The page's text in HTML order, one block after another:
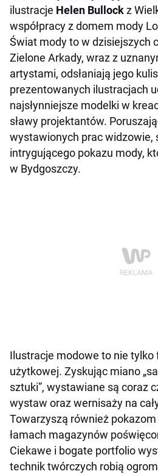
ilustracje Helen Bullockz
współpracy z domem mody
Świat mody to w dzisiejszych
Zielone Arkady, wraz z
artystami, odsłaniają jego
prezentowanych ilustracjach
najsłynniejsze modelki w
sławy projektantów.
wystawionych prac widzowie,
intrygującego pokazu mody,
w Bydgoszczy.
Ilustracje modowe to nie tylko
użytkowej. Zyskując miano
sztuki”, wystawiane są coraz
wystaw oraz wernisaży na
Towarzyszą również
łamach magazynów
Ciekawe i bogate portfolio
technik twórczych robią